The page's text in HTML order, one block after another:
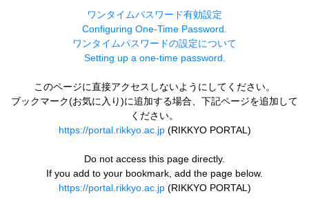
ワンタイムパスワード有効設定
Configuring One-Time Password.
ワンタイムパスワードの設定について
Setting up a one-time password.
このページに直接アクセスしないようにしてください。
ブックマーク(お気に入り)に追加する場合、下記ページを追加して
ください。
https://portal.rikkyo.ac.jp(RIKKYO PORTAL)
Do not access this page directly.
If you add to your bookmark, add the page below.
https://portal.rikkyo.ac.jp(RIKKYO PORTAL)